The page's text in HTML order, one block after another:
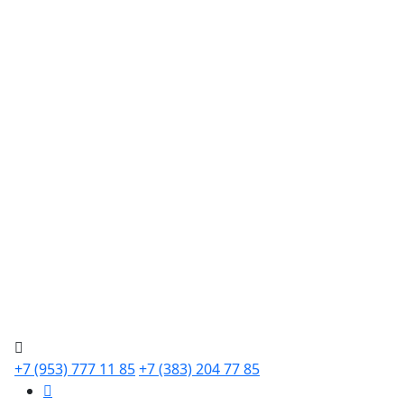
+7 (953) 777 11 85+7 (383) 204 77 85